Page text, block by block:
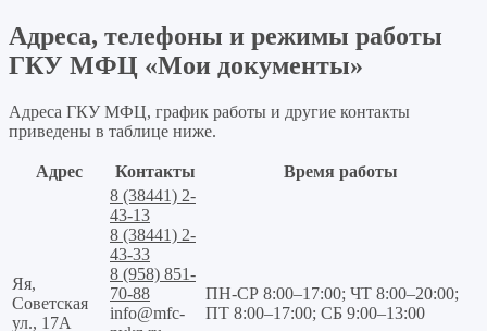
Адреса, телефоны и режимы работы
ГКУ МФЦ «Мои документы»
Адреса ГКУ МФЦ, график работы и другие контакты
приведены в таблице ниже.
Адрес Контакты Время работы
Яя,
Советская
ул., 17А
8 (38441) 2-
43-13
8 (38441) 2-
43-33
8 (958) 851-
70-88
info@mfc-
ПН-СР 8:00–17:00; ЧТ 8:00–20:00;
ПТ 8:00–17:00; СБ 9:00–13:00